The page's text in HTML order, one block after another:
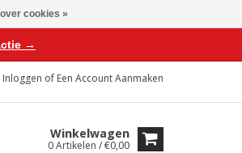
→
Inloggen of Een Account Aanmaken
Winkelwagen
0 Artikelen / €0,00
cookies »